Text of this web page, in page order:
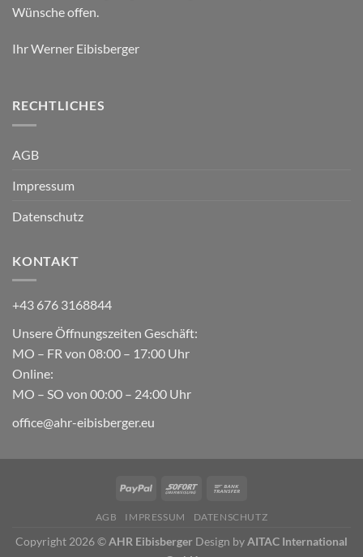
Wünsche offen.
Ihr Werner Eibisberger
RECHTLICHES
AGB
Impressum
Datenschutz
KONTAKT
+43 676 3168844
Unsere Öffnungszeiten Geschäft:
MO – FR von 08:00 – 17:00 Uhr
Online:
MO – SO von 00:00 – 24:00 Uhr
office@ahr-eibisberger.eu
AGB IMPRESSUM DATENSCHUTZ
Copyright 2026 ©AHR Eibisberger Design byAITAC International